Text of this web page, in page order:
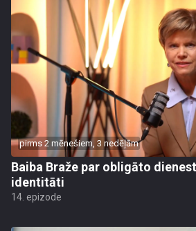
pirms 2 mēnešiem, 3 nedēļām
Baiba Braže par obligāto
identitāti
14. epizode